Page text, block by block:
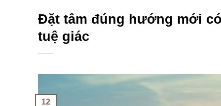
Đặt tâm đúng hướng mới
tuệ giác
12